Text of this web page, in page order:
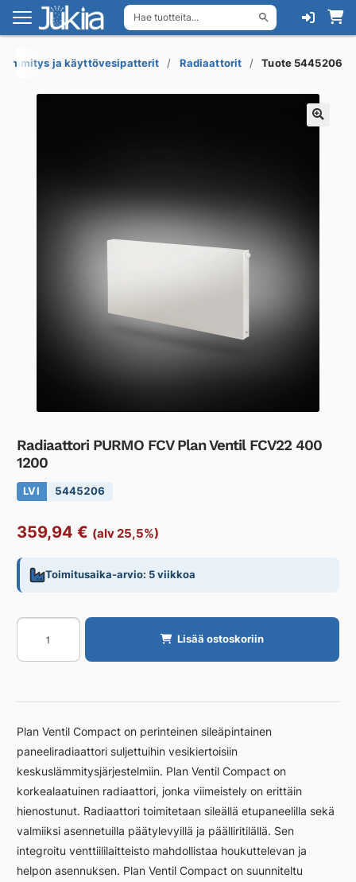
Hae tuotteita...
Siirry
navigointiin
Siirry
sisältöön
ja käyttövesipatterit Radiaattorit Tuote 5445206
Radiaattori PURMO FCV Plan Ventil FCV22 400
1200
LVI 5445206
359,94 € (alv 25,5%)
Toimitusaika-arvio: 5 viikkoa
Radiaattori
PURMO
FCV
Ventil
400
1200
määrä
Lisää ostoskoriin
Plan Ventil Compact on perinteinen sileäpintainen
paneeliradiaattori suljettuihin vesikiertoisiin
keskuslämmitysjärjestelmiin. Plan Ventil Compact on
korkealaatuinen radiaattori, jonka viimeistely on erittäin
hienostunut. Radiaattori toimitetaan sileällä etupaneelilla sekä
valmiiksi asennetuilla päätylevyillä ja päälliritilällä. Sen
integroitu venttiililaitteisto mahdollistaa houkuttelevan ja
helpon asennuksen. Plan Ventil Compact on suunniteltu